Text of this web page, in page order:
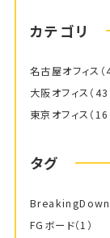
カテゴリ
名古屋オフィス
大阪オフィス （43
東京オフィス （
タグ
FGボード（1）